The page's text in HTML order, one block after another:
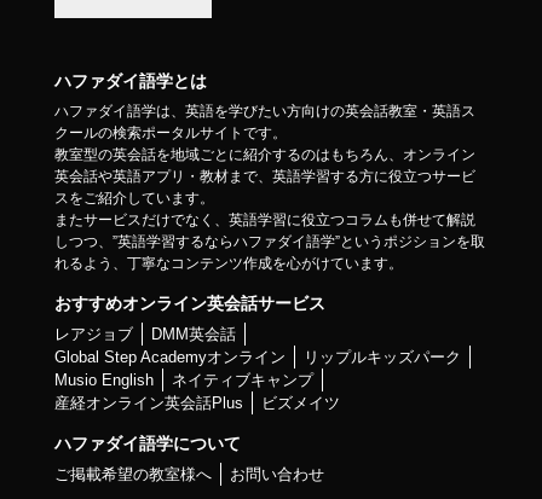
ハファダイ語学とは
ハファダイ語学は、英語を学びたい方向けの英会話教室・英語ス
クールの検索ポータルサイトです。
教室型の英会話を地域ごとに紹介するのはもちろん、オンライン
英会話や英語アプリ・教材まで、英語学習する方に役立つサービ
スをご紹介しています。
またサービスだけでなく、英語学習に役立つコラムも併せて解説
しつつ、”英語学習するならハファダイ語学”というポジションを取
れるよう、丁寧なコンテンツ作成を心がけています。
おすすめオンライン英会話サービス
レアジョブ
DMM英会話
Global Step Academyオンライン
リップルキッズパーク
Musio English
ネイティブキャンプ
産経オンライン英会話Plus
ビズメイツ
ハファダイ語学について
ご掲載希望の教室様へ お問い合わせ